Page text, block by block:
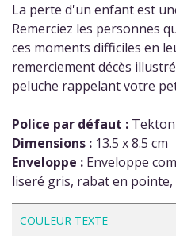
La perte d'un enfant est
Remerciez les personnes
ces moments difficiles en
remerciement décès
peluche rappelant votre
Police par défaut : Tekton
Dimensions : 13.5 x 8.5 cm
Enveloppe : Enveloppe
liseré gris, rabat en pointe,
COULEUR TEXTE